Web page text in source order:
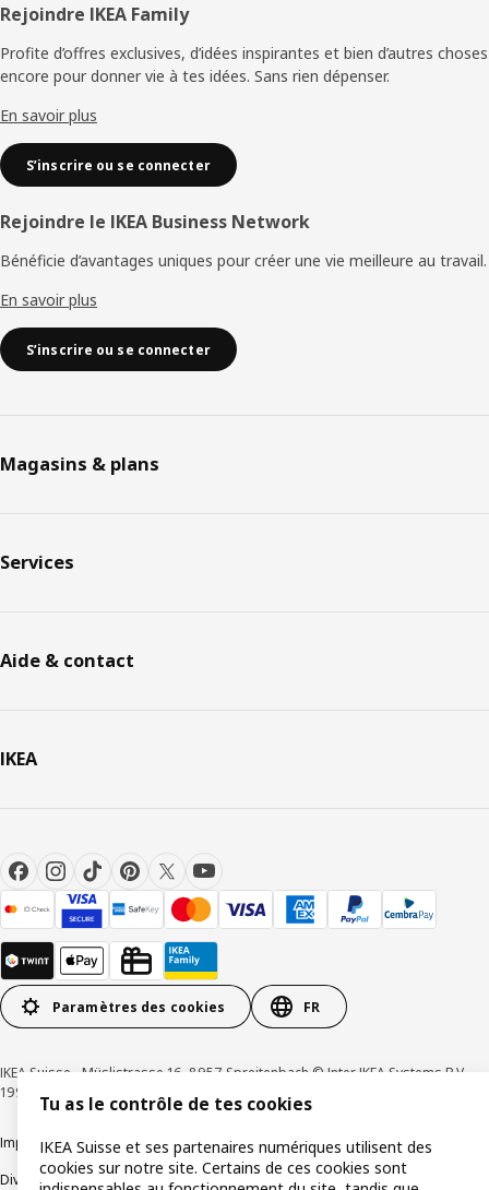
Pied
de
page
Rejoindre IKEA Family
Profite d’offres exclusives, d’idées inspirantes et bien d’autres choses
encore pour donner vie à tes idées. Sans rien dépenser.
En savoir plus
S’inscrire ou se connecter
Rejoindre le IKEA Business Network
Bénéficie d’avantages uniques pour créer une vie meilleure au travail.
En savoir plus
S’inscrire ou se connecter
Magasins & plans
Services
Aide & contact
IKEA
Paramètres des cookies FR
IKEA Suisse - Müslistrasse 16, 8957 Spreitenbach © Inter IKEA Systems B.V.
1999-2026
Impressum / Déclaration de protection des donnéesCookies
Divulgation responsable
Conditions générales
Tu as le contrôle de tes cookies
IKEA Suisse et ses partenaires numériques utilisent des
cookies sur notre site. Certains de ces cookies sont